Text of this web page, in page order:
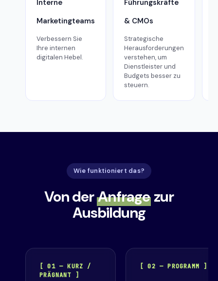
Interne
Marketingteams
Verbessern Sie
Ihre internen
digitalen Hebel.
Führungskräfte
& CMOs
Strategische
Herausforderungen
verstehen, um
Dienstleister und
Budgets besser zu
steuern.
Wie funktioniert das?
Von derAnfrage zur
Ausbildung
[ 01 — KURZ /
PRÄGNANT ]
[ 02 — PROGRAMM ]